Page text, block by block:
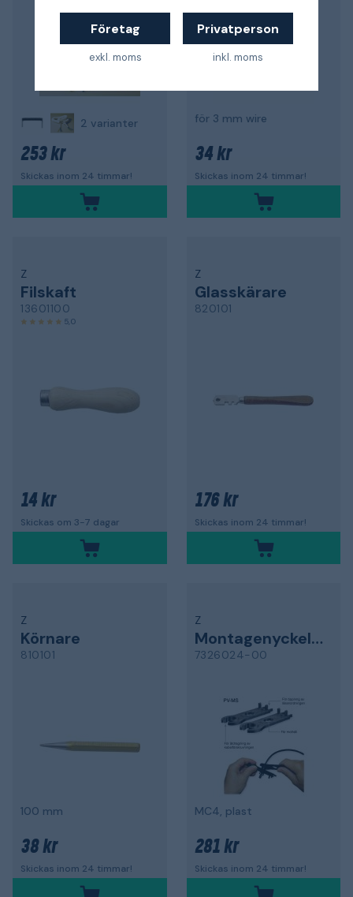
Företag
exkl. moms
Privatperson
inkl. moms
2 varianter
253 kr
Skickas inom 24 timmar!
för 3 mm wire
34 kr
Skickas inom 24 timmar!
Z
Filskaft
13601100
5,0
14 kr
Skickas om 3-7 dagar
Z
Glasskärare
820101
176 kr
Skickas inom 24 timmar!
Z
Körnare
810101
100 mm
38 kr
Skickas inom 24 timmar!
Z
Montagenyckelset
7326024-00
MC4, plast
281 kr
Skickas inom 24 timmar!